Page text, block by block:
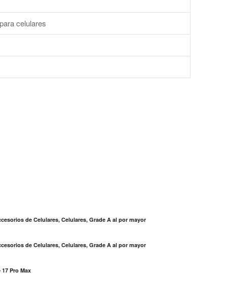
celulares
de Celulares, Celulares, Grade A al por mayor
de Celulares, Celulares, Grade A al por mayor
Pro Max